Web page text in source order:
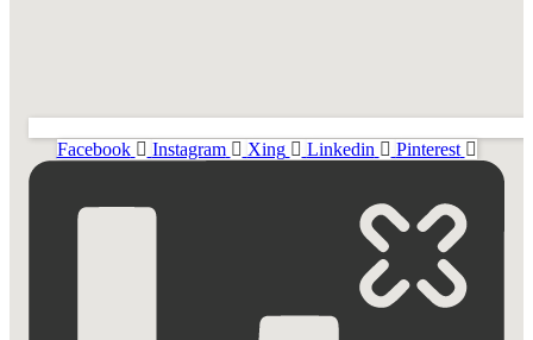
Facebook Instagram Xing Linkedin Pinterest